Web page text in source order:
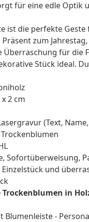
für eine edle Optik
ist die perfekte
Präsent zum Jahrestag
Überraschung für die
Stück ideal.
2 cm
(Text,
Sofortüberweisung,
und
in
Blumenleiste -